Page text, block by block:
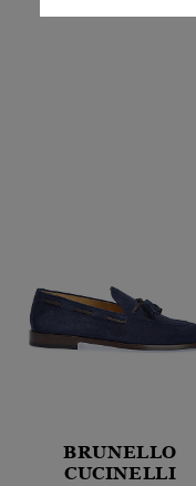
BRUNELLO
CUCINELLI